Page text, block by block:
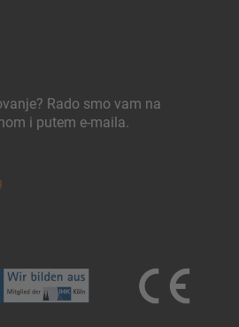
Rado smo vam na
i putem e-maila.